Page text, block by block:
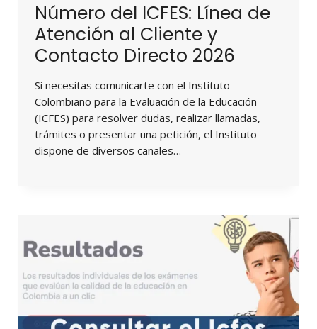
Número del ICFES: Línea de
Atención al Cliente y
Contacto Directo 2026
Si necesitas comunicarte con el Instituto
Colombiano para la Evaluación de la Educación
(ICFES) para resolver dudas, realizar llamadas,
trámites o presentar una petición, el Instituto
dispone de diversos canales…